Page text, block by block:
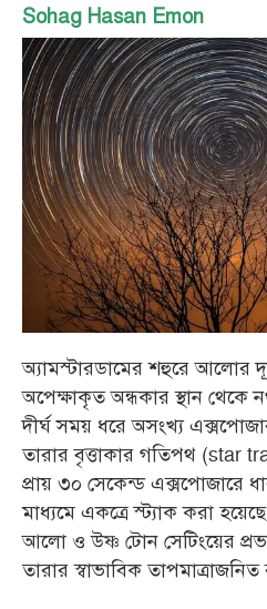
Sohag Hasan Emon
অ্যামস্টারডামের শহুরে আলোর
অপেক্ষাকৃত অন্ধকার স্থান থেকে
দীর্ঘ সময় ধরে অসংখ্য
তারার বৃত্তাকার গতিপথ (star
প্রায় ৩০ সেকেন্ড এক্সপোজারে
মাধ্যমে একত্রে স্ট্যাক করা
আলো ও উষ্ণ টোন সেটিংয়ের
তারার স্বাভাবিক